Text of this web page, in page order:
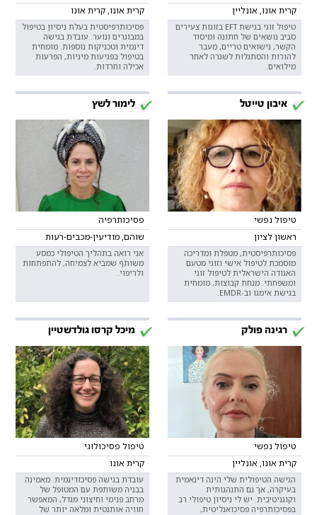
קרית אונו, אונליין
טיפול זוגי בגישת EFT בזוגות צעירים
סביב נושאים של חתונה ומיסוד
הקשר, נישואים טריים, מעבר
להורות והסתגלות לשגרה לאחר
מילואים.
קרית אונו, קרית אונו
פסיכותרפיסטית בעלת ניסיון בטיפול
במבוגרים ונוער. עובדת בגישה
דינמית וטכניקות נוספות. מומחית
בטיפול בפגיעות מיניות, הפרעות
אכילה וחרדות.
איבון טייטל
טיפול נפשי
ראשון לציון
פסיכותרפיסטית, מטפלת ומדריכה
מוסמכת לטיפול אישי וזוגי מטעם
האגודה הישראלית לטיפול זוגי
ומשפחתי. מנחת קבוצות, מומחית
בגישת אימגו וב-EMDR.
לימור לשץ
פסיכותרפיה
שוהם, מודיעין-מכבים-רעות
אני רואה בתהליך הטיפולי כמסע
משותף שמביא לצמיחה, להתפתחות
ולריפוי.
רגינה פולק
טיפול נפשי
קרית אונו, אונליין
הגישה הטיפולית שלי הינה דינאמית
בעיקרה, אך גם התנהגותית
וקוגניטיבית. יש לי ניסיון טיפולי רב
בפסיכותרפיה פסיכואנליטית,
מיכל קרסו גולדשטיין
טיפול פסיכולוגי
קרית אונו
עובדת בגישה פסיכודינמית. מאמינה
בבניה משותפת עם המטופל של
מרחב פנימי וחיצוני מגדל, המאפשר
חוויה אותנטית ומלאה יותר של